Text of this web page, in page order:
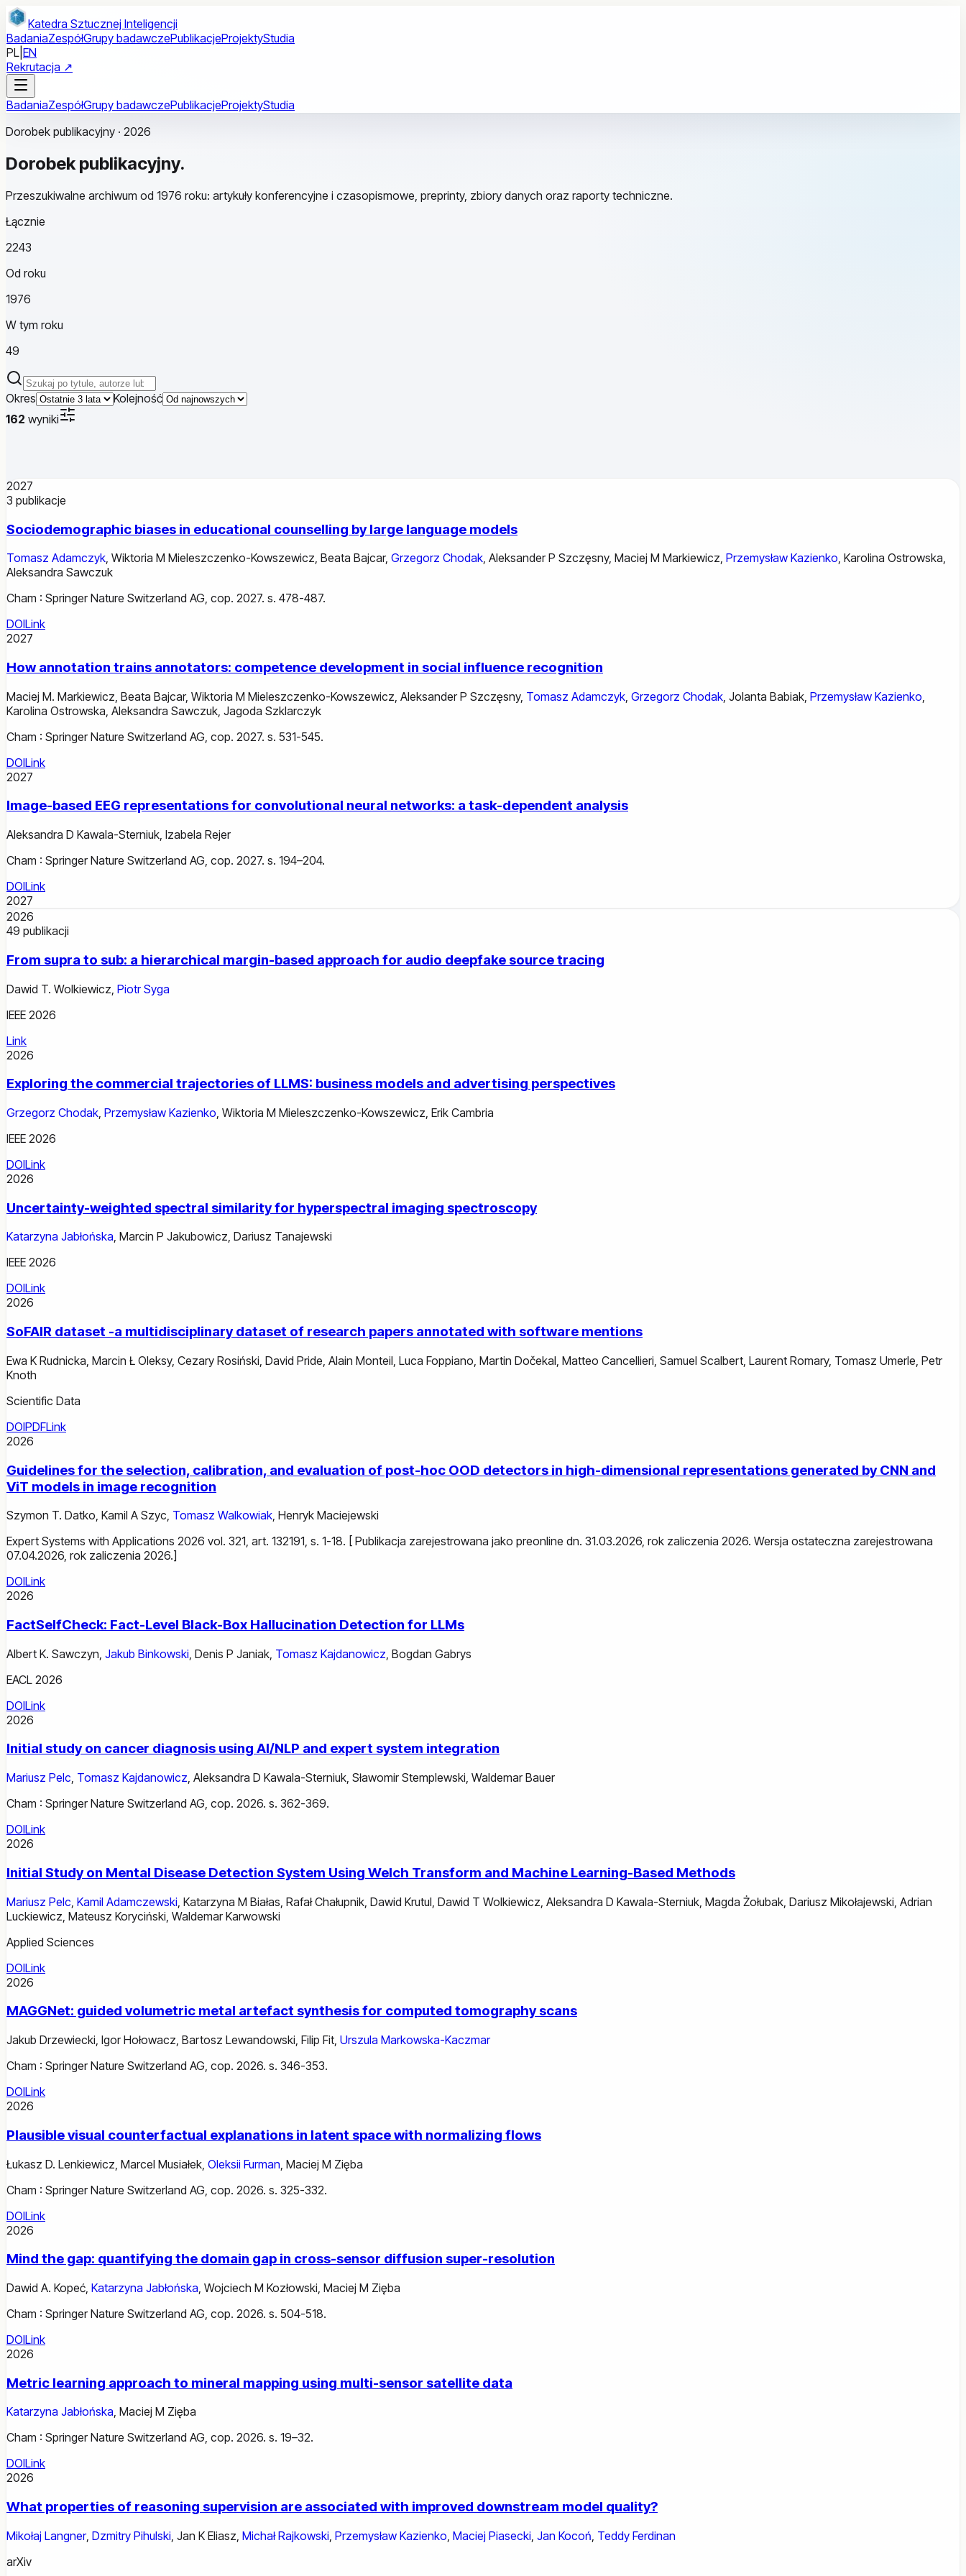
Przejdź do treści głównej
Katedra Sztucznej Inteligencji
BadaniaZespółGrupy badawczePublikacjeProjektyStudia
PL EN
Rekrutacja ↗
BadaniaZespółGrupy badawczePublikacjeProjektyStudia
Dorobek publikacyjny · 2026
Dorobek publikacyjny.
Przeszukiwalne archiwum od 1976 roku: artykuły konferencyjne i czasopismowe, preprinty, zbiory danych oraz raporty techniczne.
Łącznie
2243
Od roku
1976
W tym roku
49
Szukaj publikacji
Okres
Kolejność
162 wyniki
2027
3 publikacje
Sociodemographic biases in educational counselling by large language models
Tomasz Adamczyk, Wiktoria M Mieleszczenko-Kowszewicz, Beata Bajcar, Grzegorz Chodak, Aleksander P Szczęsny, Maciej M Markiewicz, Przemysław Kazienko, Karolina Ostrowska,
Aleksandra Sawczuk
Cham : Springer Nature Switzerland AG, cop. 2027. s. 478-487.
DOILink
2027
How annotation trains annotators: competence development in social influence recognition
Maciej M. Markiewicz Beata Bajcar, Wiktoria M Mieleszczenko-Kowszewicz Aleksander P Szczęsny, Tomasz Adamczyk Grzegorz Chodak Jolanta Babiak Przemysław Kazienko
Karolina Ostrowska Aleksandra Sawczuk Jagoda Szklarczyk
Cham : Springer Nature Switzerland AG, cop. 2027. s. 531-545.
DOILink
2027
Image-based EEG representations for convolutional neural networks: a task-dependent analysis
Aleksandra D Kawala-Sterniuk, Izabela Rejer
Cham : Springer Nature Switzerland AG, cop. 2027. s. 194–204.
DOILink
2027
2026
49 publikacji
From supra to sub: a hierarchical margin-based approach for audio deepfake source tracing
Dawid T. Wolkiewicz Piotr Syga
IEEE 2026
Link
2026
Exploring the commercial trajectories of LLMS: business models and advertising perspectives
Grzegorz Chodak, Przemysław Kazienko, Wiktoria M Mieleszczenko-Kowszewicz, Erik Cambria
IEEE 2026
DOILink
2026
Uncertainty-weighted spectral similarity for hyperspectral imaging spectroscopy
Katarzyna Jabłońska, Marcin P Jakubowicz, Dariusz Tanajewski
IEEE 2026
DOILink
2026
SoFAIR dataset -a multidisciplinary dataset of research papers annotated with software mentions
Ewa K Rudnicka Marcin Ł Oleksy, Cezary Rosiński David Pride Alain Monteil Luca Foppiano Martin Dočekal Matteo Cancellieri Samuel Scalbert Laurent Romary, Tomasz Umerle Petr
Knoth
Scientific Data
DOIPDFLink
2026
Guidelines for the selection, calibration, and evaluation of post-hoc OOD detectors in high-dimensional representations generated by CNN and
ViT models in image recognition
Szymon T. Datko, Kamil A Szyc, Tomasz Walkowiak, Henryk Maciejewski
Expert Systems with Applications 2026 vol. 321, art. 132191, s. 1-18. [ Publikacja zarejestrowana jako preonline dn. 31.03.2026, rok zaliczenia 2026. Wersja ostateczna zarejestrowana
07.04.2026, rok zaliczenia 2026.]
DOILink
2026
FactSelfCheck: Fact-Level Black-Box Hallucination Detection for LLMs
Albert K. Sawczyn Jakub Binkowski Denis P Janiak Tomasz Kajdanowicz Bogdan Gabrys
EACL 2026
DOILink
2026
Initial study on cancer diagnosis using AI/NLP and expert system integration
Mariusz Pelc, Tomasz Kajdanowicz, Aleksandra D Kawala-Sterniuk, Sławomir Stemplewski, Waldemar Bauer
Cham : Springer Nature Switzerland AG, cop. 2026. s. 362-369.
DOILink
2026
Initial Study on Mental Disease Detection System Using Welch Transform and Machine Learning-Based Methods
Mariusz Pelc Kamil Adamczewski Katarzyna M Białas Rafał Chałupnik Dawid Krutul Dawid T Wolkiewicz Aleksandra D Kawala-Sterniuk Magda Żołubak Dariusz Mikołajewski Adrian
Luckiewicz Mateusz Koryciński Waldemar Karwowski
Applied Sciences
DOILink
2026
MAGGNet: guided volumetric metal artefact synthesis for computed tomography scans
Jakub Drzewiecki, Igor Hołowacz, Bartosz Lewandowski, Filip Fit, Urszula Markowska-Kaczmar
Cham : Springer Nature Switzerland AG, cop. 2026. s. 346-353.
DOILink
2026
Plausible visual counterfactual explanations in latent space with normalizing flows
Łukasz D. Lenkiewicz Marcel Musiałek Oleksii Furman Maciej M Zięba
Cham : Springer Nature Switzerland AG, cop. 2026. s. 325-332.
DOILink
2026
Mind the gap: quantifying the domain gap in cross-sensor diffusion super-resolution
Dawid A. Kopeć Katarzyna Jabłońska Wojciech M Kozłowski Maciej M Zięba
Cham : Springer Nature Switzerland AG, cop. 2026. s. 504-518.
DOILink
2026
Metric learning approach to mineral mapping using multi-sensor satellite data
Katarzyna Jabłońska, Maciej M Zięba
Cham : Springer Nature Switzerland AG, cop. 2026. s. 19–32.
DOILink
2026
What properties of reasoning supervision are associated with improved downstream model quality?
Mikołaj Langner, Dzmitry Pihulski Jan K Eliasz Michał Rajkowski Przemysław Kazienko Maciej Piasecki Jan Kocoń Teddy Ferdinan
arXiv